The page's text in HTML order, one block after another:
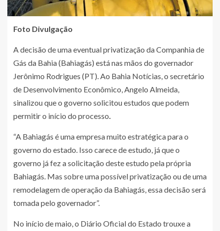
Foto Divulgação
A decisão de uma eventual privatização da Companhia de
Gás da Bahia (Bahiagás) está nas mãos do governador
Jerônimo Rodrigues (PT). Ao Bahia Notícias, o secretário
de Desenvolvimento Econômico, Angelo Almeida,
sinalizou que o governo solicitou estudos que podem
permitir o início do processo
“A Bahiagás é uma empresa muito estratégica para o
governo do estado. Isso carece de estudo, já que o
governo já fez a solicitação deste estudo pela própria
Bahiagás. Mas sobre uma possível privatização ou de uma
remodelagem de operação da Bahiagás, essa decisão será
tomada pelo governador”.
No início de maio, o Diário Oficial do Estado trouxe a